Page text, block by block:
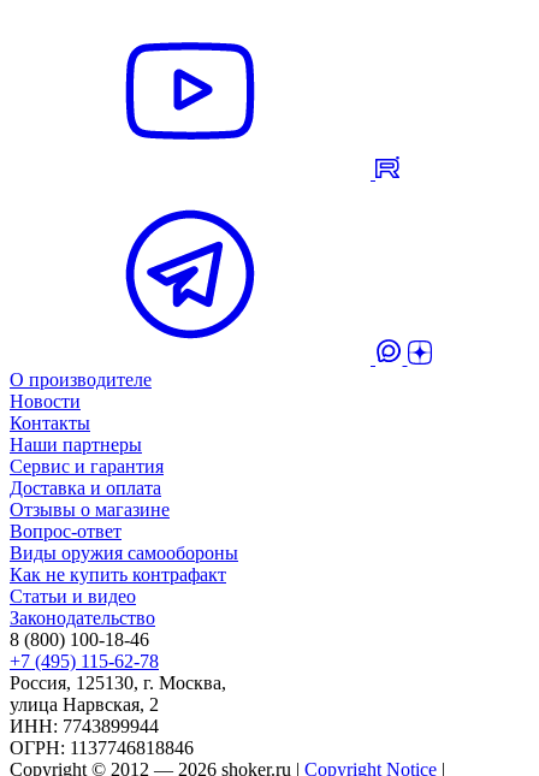
О производителе
Новости
Контакты
Наши партнеры
Сервис и гарантия
Доставка и оплата
Отзывы о магазине
Вопрос-ответ
Виды оружия самообороны
Как не купить контрафакт
Статьи и видео
Законодательство
8 (800) 100-18-46
+7 (495) 115-62-78
Россия, 125130, г. Москва,
улица Нарвская, 2
ИНН: 7743899944
ОГРН: 1137746818846
Copyright © 2012 — 2026 shoker.ru | Copyright Notice |